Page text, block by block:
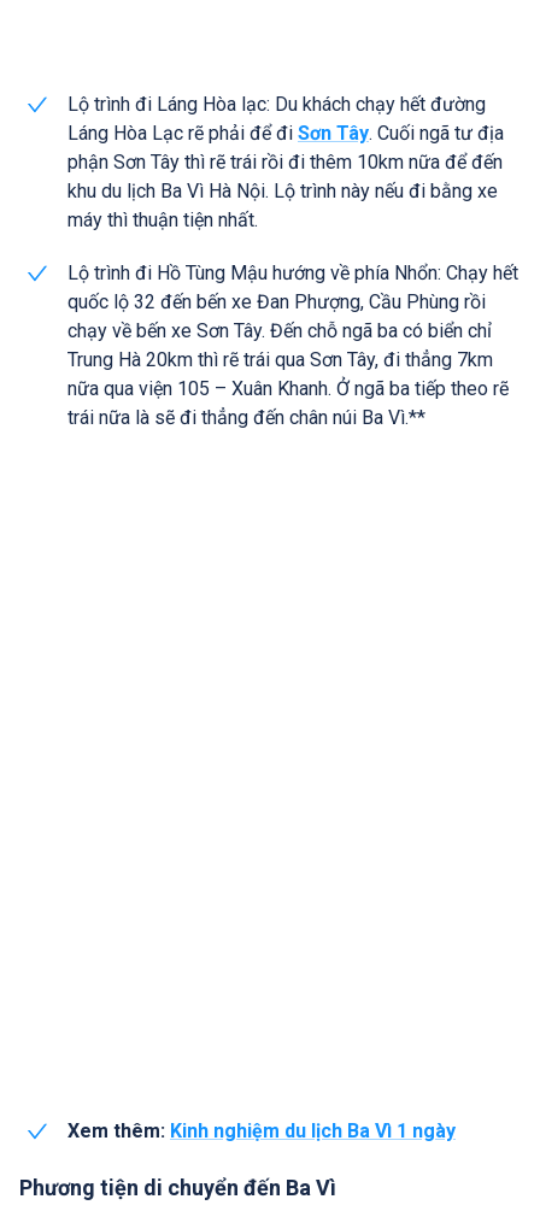
Lộ trình đi Láng Hòa lạc: Du khách chạy hết đường
Láng Hòa Lạc rẽ phải để đi Sơn Tây. Cuối ngã tư địa
phận Sơn Tây thì rẽ trái rồi đi thêm 10km nữa để đến
khu du lịch Ba Vì Hà Nội. Lộ trình này nếu đi bằng xe
máy thì thuận tiện nhất.
Lộ trình đi Hồ Tùng Mậu hướng về phía Nhổn: Chạy hết
quốc lộ 32 đến bến xe Đan Phượng, Cầu Phùng rồi
chạy về bến xe Sơn Tây. Đến chỗ ngã ba có biển chỉ
Trung Hà 20km thì rẽ trái qua Sơn Tây, đi thẳng 7km
nữa qua viện 105 – Xuân Khanh. Ở ngã ba tiếp theo rẽ
trái nữa là sẽ đi thẳng đến chân núi Ba Vì.**
Xem thêm: Kinh nghiệm du lịch Ba Vì 1 ngày
Phương tiện di chuyển đến Ba Vì